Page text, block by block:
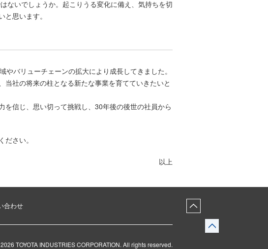
ないでしょうか。起こりうる変化に備え、気持ちを切
思います。
バリューチェーンの拡大により成長してきました。
社の将来の柱となる新たな事業を育てていきたいと
信じ、思い切って挑戦し、30年後の後世の社員から
さい。
以上
合わせ
2026 TOYOTA INDUSTRIES CORPORATION. All rights reserved.